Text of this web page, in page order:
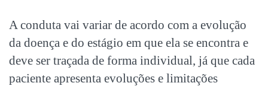
A conduta vai variar de acordo com a evolução
da doença e do estágio em que ela se encontra e
deve ser traçada de forma individual, já que cada
paciente apresenta evoluções e limitações